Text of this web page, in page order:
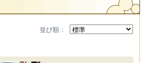
並び順：